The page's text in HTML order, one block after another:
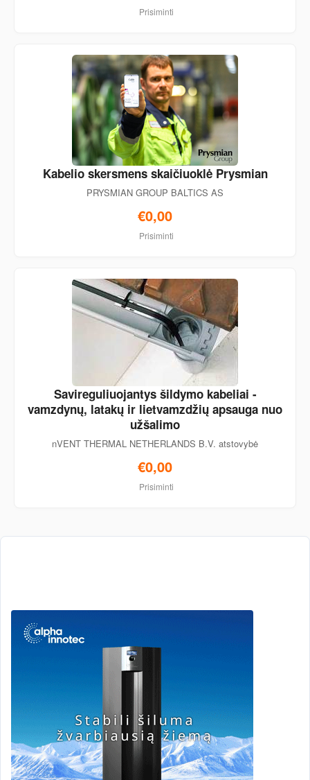
Prisiminti
Kabelio skersmens skaičiuoklė Prysmian
PRYSMIAN GROUP BALTICS AS
€0,00
Prisiminti
Savireguliuojantys šildymo kabeliai -
vamzdynų, latakų ir lietvamzdžių apsauga nuo
užšalimo
nVENT THERMAL NETHERLANDS B.V. atstovybė
€0,00
Prisiminti